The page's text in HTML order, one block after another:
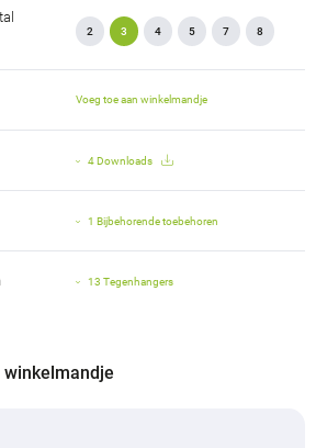
2 3 4 5 7 8
Voeg toe aan winkelmandje
4 Downloads
1 Bijbehorende toebehoren
13 Tegenhangers
winkelmandje